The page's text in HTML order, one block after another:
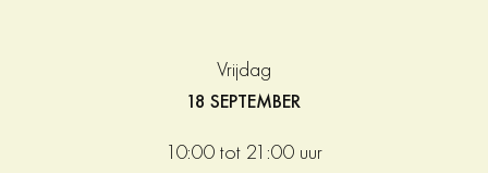
Vrijdag
18 SEPTEMBER
10:00 tot 21:00 uur